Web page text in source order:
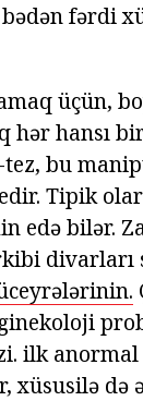
fərdi
üçün,
hər hansı
bu
Tipik
edə bilər.
divarları
ilk
xüsusilə də